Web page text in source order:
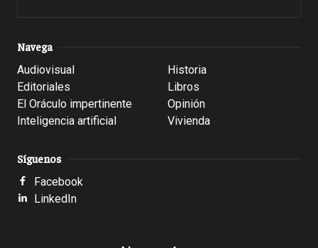
Navega
Audiovisual
Editoriales
El Oráculo impertinente
Inteligencia artificial
Historia
Libros
Opinión
Vivienda
Síguenos
Facebook
LinkedIn